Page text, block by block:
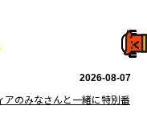
2026-08-07
アのみなさんと一緒に特別番